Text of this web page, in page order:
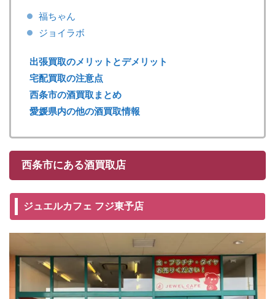
福ちゃん
ジョイラボ
出張買取のメリットとデメリット
宅配買取の注意点
西条市の酒買取まとめ
愛媛県内の他の酒買取情報
西条市にある酒買取店
ジュエルカフェ フジ東予店